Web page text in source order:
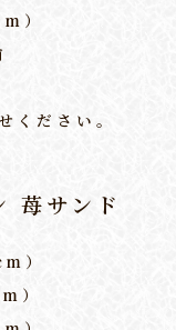
）
ください。
苺サンド
）
）